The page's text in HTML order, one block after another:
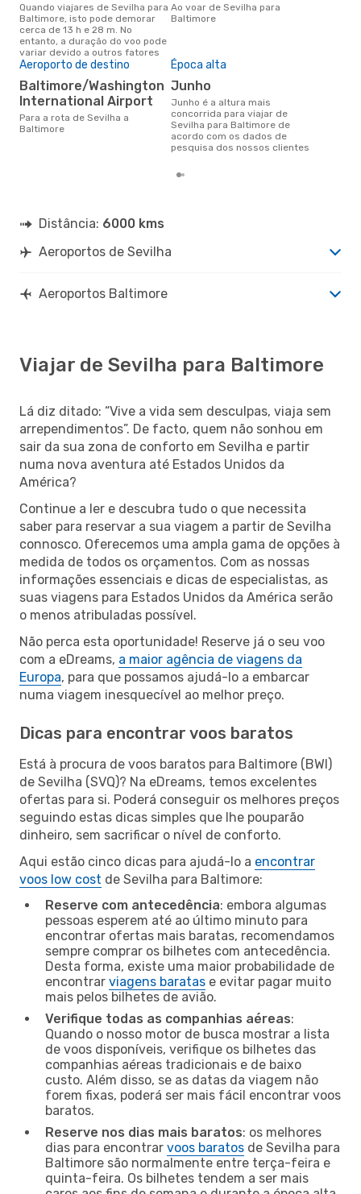
Quando viajares de Sevilha para
Baltimore, isto pode demorar
cerca de 13 h e 28 m. No
entanto, a duração do voo pode
variar devido a outros fatores
Ao voar de Sevilha para
Baltimore
Aeroporto de destino
Baltimore/Washington
International Airport
Para a rota de Sevilha a
Baltimore
Época alta
junho
junho é a altura mais
concorrida para viajar de
Sevilha para Baltimore de
acordo com os dados de
pesquisa dos nossos clientes
Distância: 6000 kms
Aeroportos de Sevilha
Aeroportos Baltimore
Viajar de Sevilha para Baltimore
Lá diz ditado: “Vive a vida sem desculpas, viaja sem
arrependimentos”. De facto, quem não sonhou em
sair da sua zona de conforto em Sevilha e partir
numa nova aventura até Estados Unidos da
América?
Continue a ler e descubra tudo o que necessita
saber para reservar a sua viagem a partir de Sevilha
connosco. Oferecemos uma ampla gama de opções à
medida de todos os orçamentos. Com as nossas
informações essenciais e dicas de especialistas, as
suas viagens para Estados Unidos da América serão
o menos atribuladas possível.
Não perca esta oportunidade! Reserve já o seu voo
com a eDreams, a maior agência de viagens da
Europa, para que possamos ajudá-lo a embarcar
numa viagem inesquecível ao melhor preço.
Dicas para encontrar voos baratos
Está à procura de voos baratos para Baltimore (BWI)
de Sevilha (SVQ)? Na eDreams, temos excelentes
ofertas para si. Poderá conseguir os melhores preços
seguindo estas dicas simples que lhe pouparão
dinheiro, sem sacrificar o nível de conforto.
Aqui estão cinco dicas para ajudá-lo a encontrar
voos low cost de Sevilha para Baltimore:
Reserve com antecedência: embora algumas
pessoas esperem até ao último minuto para
encontrar ofertas mais baratas, recomendamos
sempre comprar os bilhetes com antecedência.
Desta forma, existe uma maior probabilidade de
encontrar viagens baratas e evitar pagar muito
mais pelos bilhetes de avião.
Verifique todas as companhias aéreas:
Quando o nosso motor de busca mostrar a lista
de voos disponíveis, verifique os bilhetes das
companhias aéreas tradicionais e de baixo
custo. Além disso, se as datas da viagem não
forem fixas, poderá ser mais fácil encontrar voos
baratos.
Reserve nos dias mais baratos: os melhores
dias para encontrar voos baratos de Sevilha para
Baltimore são normalmente entre terça-feira e
quinta-feira. Os bilhetes tendem a ser mais